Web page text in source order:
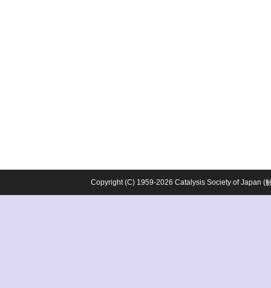
Copyright (C) 1959-2026 Catalysis Society of Japan (